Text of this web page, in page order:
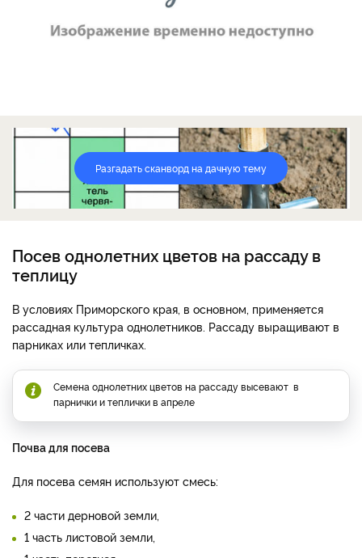
Разгадать сканворд на дачную тему
Посев однолетних цветов на рассаду в
теплицу
В условиях Приморского края, в основном, применяется
рассадная культура однолетников. Рассаду выращивают в
парниках или тепличках.
Семена однолетних цветов на рассаду высевают в
парнички и теплички в апреле
Почва для посева
Для посева семян используют смесь:
2 части дерновой земли,
1 часть листовой земли,